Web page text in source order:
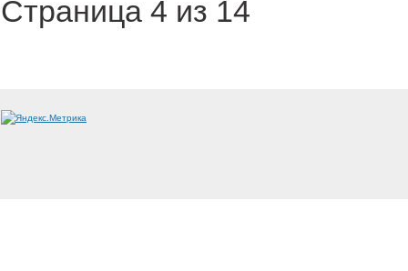
Страница 4 из 14